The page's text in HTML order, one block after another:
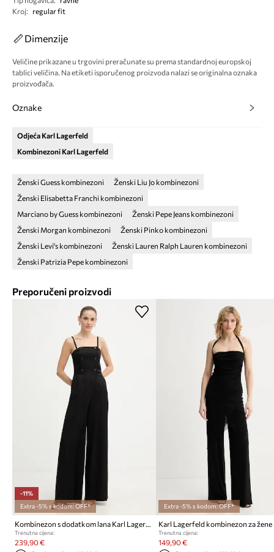
Kroj: regular fit
Dimenzije
Veličine prikazane u trgovini preračunate su prema standardnoj europskoj
tablici veličina. Na etiketi isporučenog proizvoda nalazi se originalna oznaka
proizvođača.
Oznake
Odjeća Karl Lagerfeld
Kombinezoni Karl Lagerfeld
Ženski Guess kombinezoni
Ženski Liu Jo kombinezoni
Ženski Elisabetta Franchi kombinezoni
Marciano by Guess kombinezoni
Ženski Pepe Jeans kombinezoni
Ženski Morgan kombinezoni
Ženski Pinko kombinezoni
Ženski Levi's kombinezoni
Ženski Lauren Ralph Lauren kombinezoni
Ženski Patrizia Pepe kombinezoni
Preporučeni proizvodi
-11%
Extra -5% s kodom: OFF*
Kombinezon s dodatkom lana Karl Lagerfeld TAILORED JUMPSUIT
Trenutna cijena:
239,90 €
Extra -5% s kodom: OFF*
Karl Lagerfeld kombinezon za žene
Trenutna cijena:
149,90 €